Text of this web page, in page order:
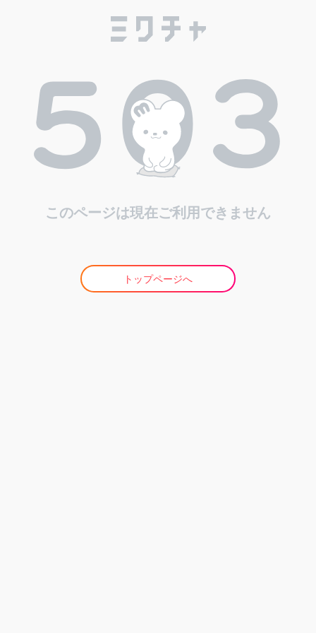
このページは現在ご利用できません